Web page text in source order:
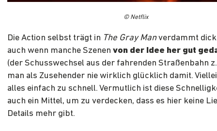
© Netflix
Die Action selbst trägt in The Gray Manverdammt dick
auch wenn manche Szenen von der Idee her gut
(der Schusswechsel aus der fahrenden Straßenbahn
man als Zusehender nie wirklich glücklich damit.
alles einfach zu schnell. Vermutlich ist diese
auch ein Mittel, um zu verdecken, dass es hier keine
Details mehr gibt.